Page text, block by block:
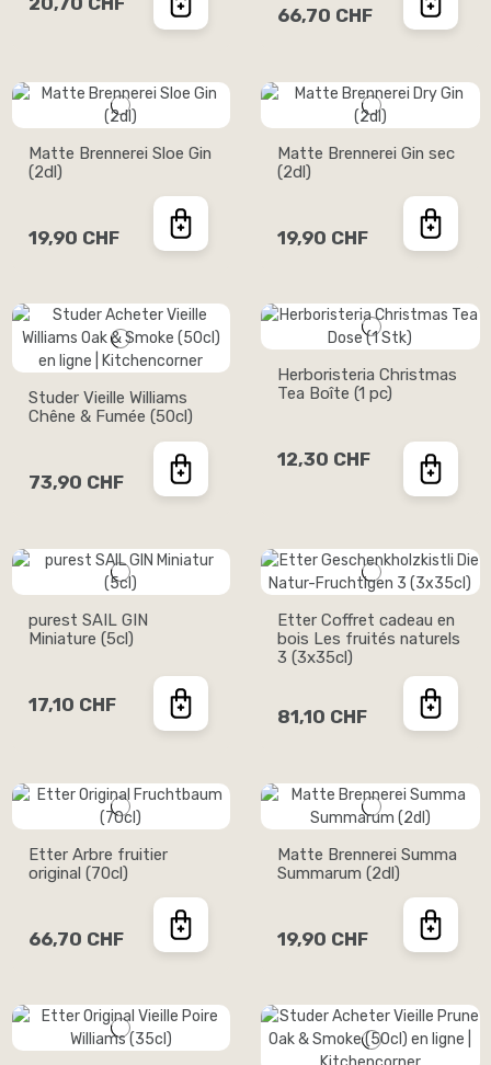
66,70 CHF
Matte Brennerei Sloe Gin
(2dl)
19,90 CHF
Matte Brennerei Gin sec
(2dl)
19,90 CHF
Studer Vieille Williams
Chêne & Fumée (50cl)
73,90 CHF
Herboristeria Christmas
Tea Boîte (1 pc)
12,30 CHF
purest SAIL GIN
Miniature (5cl)
17,10 CHF
Etter Coffret cadeau en
bois Les fruités naturels
3 (3x35cl)
81,10 CHF
Etter Arbre fruitier
original (70cl)
66,70 CHF
Matte Brennerei Summa
Summarum (2dl)
19,90 CHF